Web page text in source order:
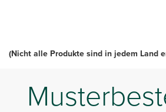
(Nicht alle Produkte sind in jedem Land